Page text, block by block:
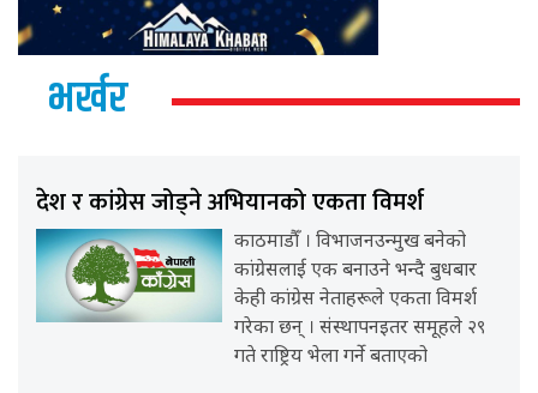
भर्खर
देश र कांग्रेस जोड्ने अभियानको एकता विमर्श
काठमाडौँ । विभाजनउन्मुख बनेको
कांग्रेसलाई एक बनाउने भन्दै बुधबार
केही कांग्रेस नेताहरूले एकता विमर्श
गरेका छन् । संस्थापनइतर समूहले २९
गते राष्ट्रिय भेला गर्ने बताएको